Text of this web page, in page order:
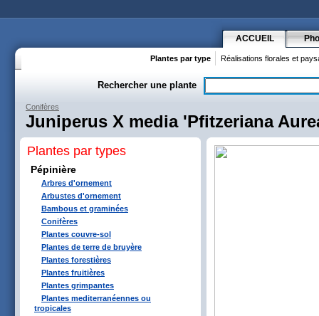
ACCUEIL
Plantes par type Réalisations florales et
Rechercher une plante
Conifères
Juniperus X media 'Pfitzeriana
Plantes par types
Pépinière
Arbres d'ornement
Arbustes d'ornement
Bambous et graminées
Conifères
Plantes couvre-sol
Plantes de terre de bruyère
Plantes forestières
Plantes fruitières
Plantes grimpantes
Plantes mediterranéennes ou
tropicales